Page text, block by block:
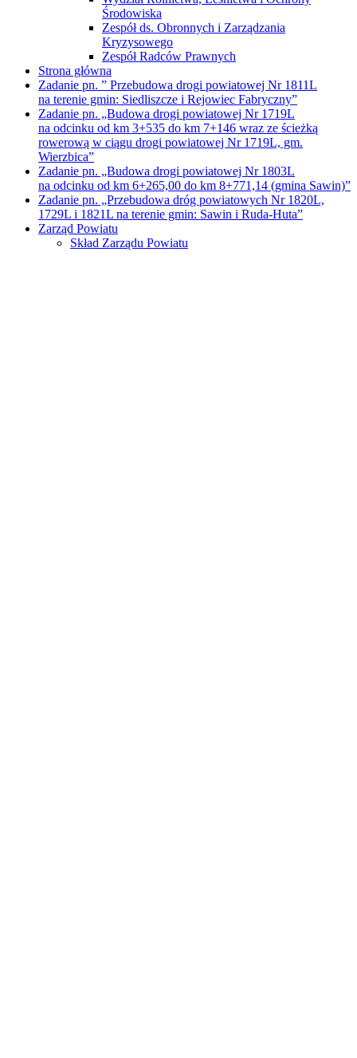
Zespół ds. Obronnych i Zarządzania
Kryzysowego
Zespół Radców Prawnych
Strona główna
Zadanie pn. ” Przebudowa drogi powiatowej Nr 1811L
na terenie gmin: Siedliszcze i Rejowiec Fabryczny”
Zadanie pn. „Budowa drogi powiatowej Nr 1719L
na odcinku od km 3+535 do km 7+146 wraz ze ścieżką
rowerową w ciągu drogi powiatowej Nr 1719L, gm.
Wierzbica”
Zadanie pn. „Budowa drogi powiatowej Nr 1803L
na odcinku od km 6+265,00 do km 8+771,14 (gmina Sawin)”
Zadanie pn. „Przebudowa dróg powiatowych Nr 1820L,
1729L i 1821L na terenie gmin: Sawin i Ruda-Huta”
Zarząd Powiatu
Skład Zarządu Powiatu